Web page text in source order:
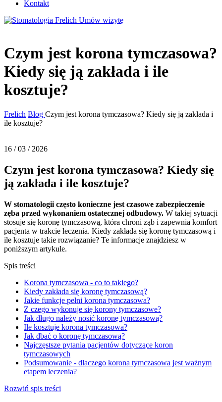
Kontakt
Umów wizytę
Czym jest korona tymczasowa?
Kiedy się ją zakłada i ile
kosztuje?
Frelich Blog Czym jest korona tymczasowa? Kiedy się ją zakłada i
ile kosztuje?
16 / 03 / 2026
Czym jest korona tymczasowa? Kiedy się
ją zakłada i ile kosztuje?
W stomatologii często konieczne jest czasowe zabezpieczenie
zęba przed wykonaniem ostatecznej odbudowy. W takiej sytuacji
stosuje się koronę tymczasową, która chroni ząb i zapewnia komfort
pacjenta w trakcie leczenia. Kiedy zakłada się koronę tymczasową i
ile kosztuje takie rozwiązanie? Te informacje znajdziesz w
poniższym artykule.
Spis treści
Korona tymczasowa - co to takiego?
Kiedy zakłada się koronę tymczasową?
Jakie funkcje pełni korona tymczasowa?
Z czego wykonuje się korony tymczasowe?
Jak długo należy nosić koronę tymczasową?
Ile kosztuje korona tymczasowa?
Jak dbać o koronę tymczasową?
Najczęstsze pytania pacjentów dotyczące koron
tymczasowych
Podsumowanie - dlaczego korona tymczasowa jest ważnym
etapem leczenia?
Rozwiń spis treści